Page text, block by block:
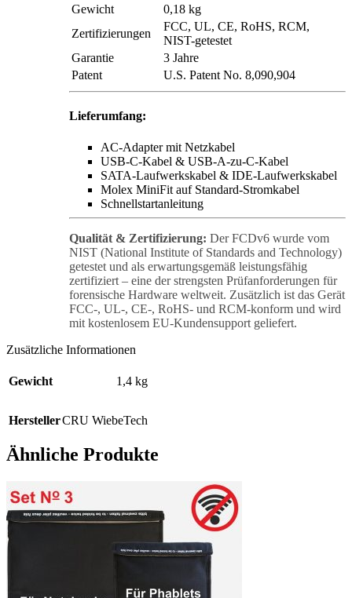
Gewicht
0,18 kg
Zertifizierungen
FCC, UL, CE, RoHS, RCM,
NIST-getestet
Garantie
3 Jahre
Patent
U.S. Patent No. 8,090,904
Lieferumfang:
AC-Adapter mit Netzkabel
USB-C-Kabel & USB-A-zu-C-Kabel
SATA-Laufwerkskabel & IDE-Laufwerkskabel
Molex MiniFit auf Standard-Stromkabel
Schnellstartanleitung
Qualität & Zertifizierung: Der FCDv6 wurde vom
NIST (National Institute of Standards and Technology)
getestet und als erwartungsgemäß leistungsfähig
zertifiziert – eine der strengsten Prüfanforderungen für
forensische Hardware weltweit. Zusätzlich ist das Gerät
FCC-, UL-, CE-, RoHS- und RCM-konform und wird
mit kostenlosem EU-Kundensupport geliefert.
Zusätzliche Informationen
Gewicht 1,4 kg
HerstellerCRU WiebeTech
Ähnliche Produkte